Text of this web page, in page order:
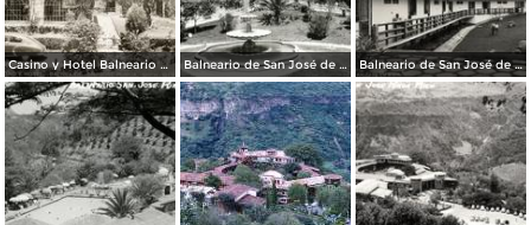
Casino y Hotel Balneario de San José de Purúa Balneario de San José de Purúa Balneario de San José de Purúa